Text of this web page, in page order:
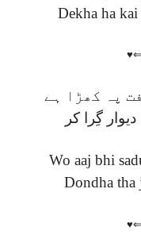
Dekha ha
پہ کھڑا ہے
گِرا کر
Wo aaj bhi
Dondha